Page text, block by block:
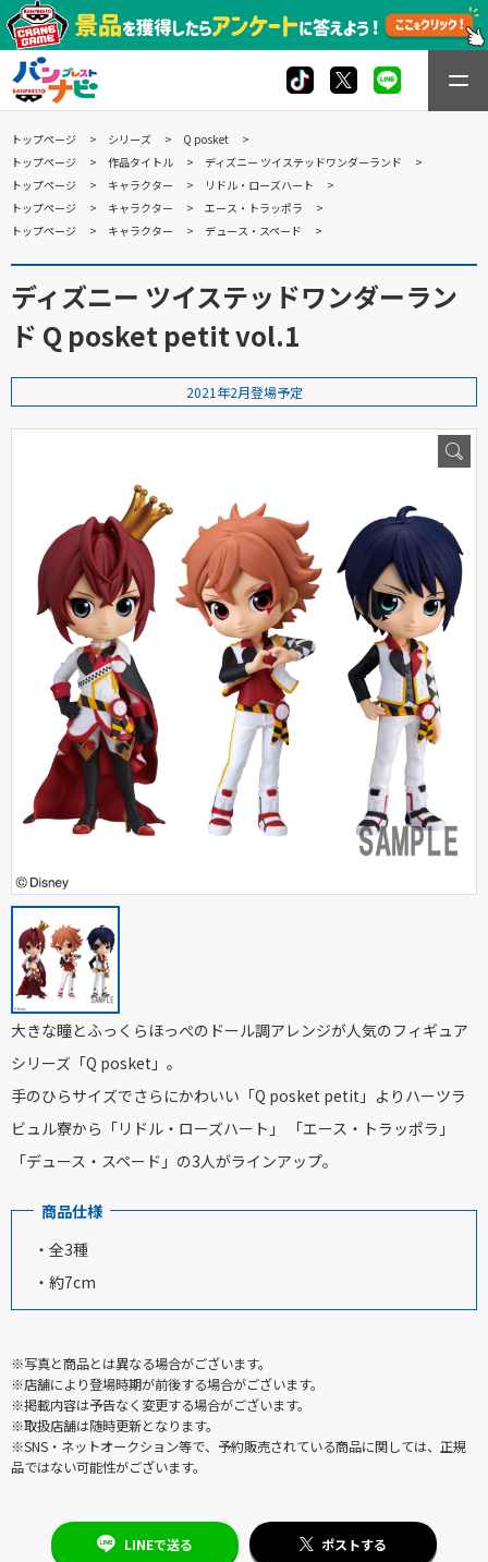
トップページ シリーズ
Q posket
トップページ
作品タイトル
ディズニー ツイステッドワンダーランド
トップページ
キャラクター
リドル・ローズハート
トップページ
キャラクター
エース・トラッポラ
トップページ
キャラクター デュース・スペード
ディズニー ツイステッドワンダーラン
ド Q posket petit vol.1
2021年2月登場予定
大きな瞳とふっくらほっぺのドール調アレンジが人気のフィギュア
シリーズ「Q posket」。
手のひらサイズでさらにかわいい「Q posket petit」よりハーツラ
ビュル寮から「リドル・ローズハート」 「エース・トラッポラ」
「デュース・スペード」の3人がラインアップ。
商品仕様
・全3種
・約7cm
※写真と商品とは異なる場合がございます。
※店舗により登場時期が前後する場合がございます。
※掲載内容は予告なく変更する場合がございます。
※取扱店舗は随時更新となります。
※SNS・ネットオークション等で、予約販売されている商品に関しては、正規
品ではない可能性がございます。
LINEで送る ポストする